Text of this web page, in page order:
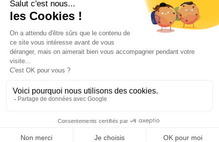
sur les réseaux
Conditions générales de vente
Mécanisé avec ⬣ par Le Petit Garage